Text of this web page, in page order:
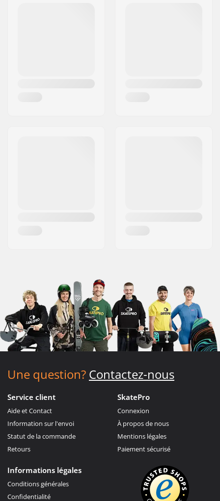
Une question? Contactez-nous
Service client
Aide et Contact
Information sur l'envoi
Statut de la commande
Retours
SkatePro
Connexion
À propos de nous
Mentions légales
Paiement sécurisé
Informations légales
Conditions générales
Confidentialité